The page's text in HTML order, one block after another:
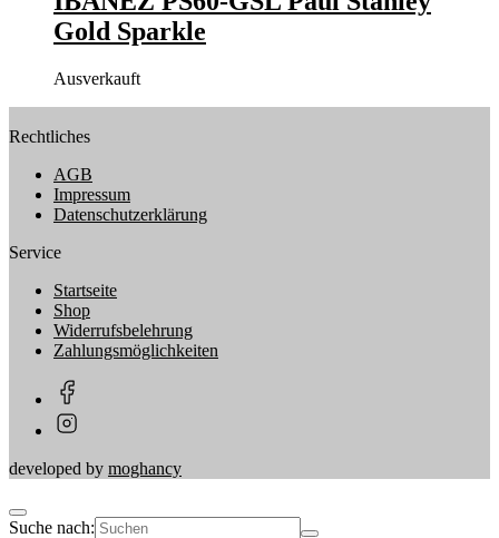
Gold Sparkle
Ausverkauft
Rechtliches
AGB
Impressum
Datenschutzerklärung
Service
Startseite
Shop
Widerrufsbelehrung
Zahlungsmöglichkeiten
developed by moghancy
Suche nach: